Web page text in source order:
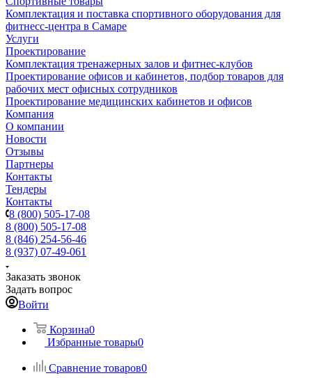
Комплектация и поставка спортивного оборудования для
фитнесс-центра в Самаре
Услуги
Проектирование
Комплектация тренажерных залов и фитнес-клубов
Проектирование офисов и кабинетов, подбор товаров для
рабочих мест офисных сотрудников
Проектирование медицинских кабинетов и офисов
Компания
О компании
Новости
Отзывы
Партнеры
Контакты
Тендеры
Контакты
8 (800) 505-17-08
8 (800) 505-17-08
8 (846) 254-56-46
8 (937) 07-49-061
Заказать звонок
Задать вопрос
Войти
Корзина0
Избранные товары0
Сравнение товаров0